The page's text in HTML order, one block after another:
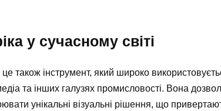
у сучасному світі
це також інструмент, який широко
та інших галузях промисловості. Вона
унікальні візуальні рішення, що